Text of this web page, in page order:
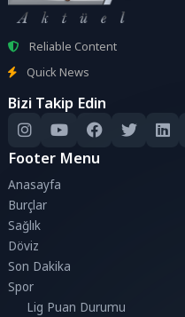
Reliable Content
Quick News
Bizi Takip Edin
Footer Menu
Anasayfa
Burçlar
Sağlık
Döviz
Son Dakika
Spor
Lig Puan Durumu